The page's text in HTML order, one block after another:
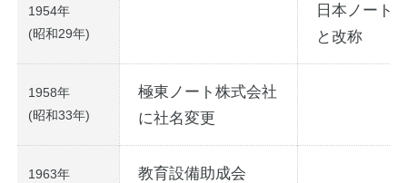
1954年
(昭和29年)
日本ノート
と改称
1958年
(昭和33年)
極東ノート株式会社
に社名変更
1963年
教育設備助成会